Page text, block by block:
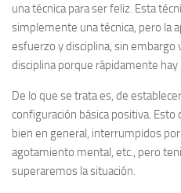
una técnica para ser feliz. Esta
simplemente una técnica, pero la
esfuerzo y disciplina, sin embargo
disciplina porque rápidamente
De lo que se trata es, de
configuración básica positiva. Esto
bien en general, interrumpidos
agotamiento mental, etc., pero
superaremos la situación.